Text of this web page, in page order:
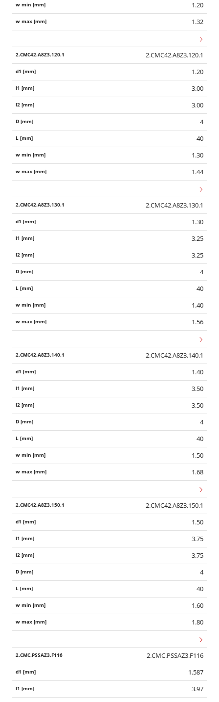
1.20
1.32
2.CMC42.A8Z3.120.1
1.20
3.00
3.00
4
40
1.30
1.44
2.CMC42.A8Z3.130.1
1.30
3.25
3.25
4
40
1.40
1.56
2.CMC42.A8Z3.140.1
1.40
3.50
3.50
4
40
1.50
1.68
2.CMC42.A8Z3.150.1
1.50
3.75
3.75
4
40
1.60
1.80
2.CMC.PSSAZ3.F116
1.587
3.97